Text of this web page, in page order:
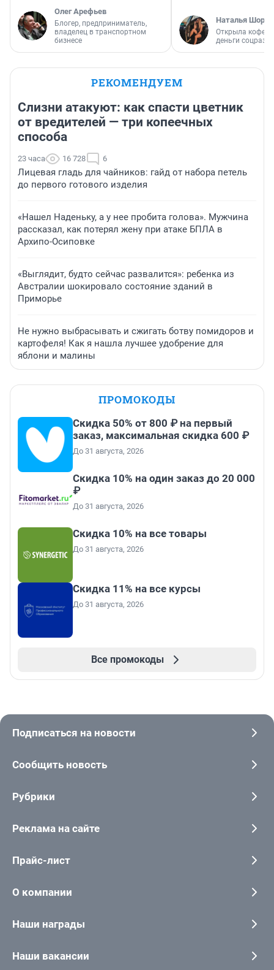
Олег Арефьев
Блогер, предприниматель,
владелец в транспортном
бизнесе
Наталья
Открыла
деньги
РЕКОМЕНДУЕМ
Слизни атакуют: как спасти цветник
от вредителей — три копеечных
способа
23 часа 16 728 6
Лицевая гладь для чайников: гайд от набора петель
до первого готового изделия
«Нашел Наденьку, а у нее пробита голова». Мужчина
рассказал, как потерял жену при атаке БПЛА в
Архипо-Осиповке
«Выглядит, будто сейчас развалится»: ребенка из
Австралии шокировало состояние зданий в
Приморье
Не нужно выбрасывать и сжигать ботву помидоров и
картофеля! Как я нашла лучшее удобрение для
яблони и малины
ПРОМОКОДЫ
Скидка 50% от 800 ₽ на первый
заказ, максимальная скидка 600 ₽
До 31 августа, 2026
Скидка 10% на один заказ до 20 000
₽
До 31 августа, 2026
Скидка 10% на все товары
До 31 августа, 2026
Скидка 11% на все курсы
До 31 августа, 2026
Все промокоды
Подписаться на новости
Сообщить новость
Рубрики
Реклама на сайте
Прайс-лист
О компании
Наши награды
Наши вакансии